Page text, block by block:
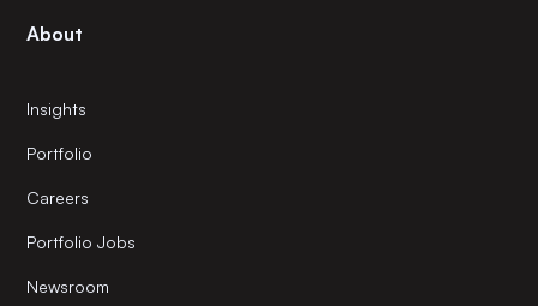
About
Insights
Portfolio
Careers
Portfolio Jobs
Newsroom